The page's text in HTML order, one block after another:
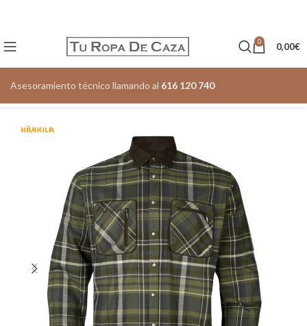
0 0,00€
Asesoramiento técnico llamando al 616 120 740